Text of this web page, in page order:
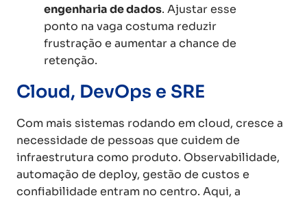
engenharia de dados. Ajustar esse
ponto na vaga costuma reduzir
frustração e aumentar a chance de
retenção.
Cloud, DevOps e SRE
Com mais sistemas rodando em cloud, cresce a
necessidade de pessoas que cuidem de
infraestrutura como produto. Observabilidade,
automação de deploy, gestão de custos e
confiabilidade entram no centro. Aqui, a